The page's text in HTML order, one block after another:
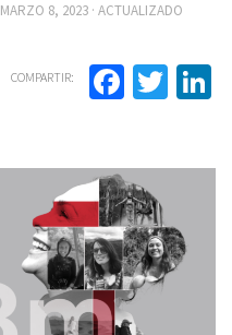
MARZO 8, 2023 · ACTUALIZADO
COMPARTIR: